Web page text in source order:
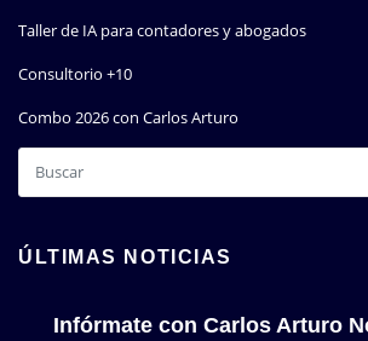
Taller de IA para contadores y abogados
Consultorio +10
Combo 2026 con Carlos Arturo
ÚLTIMAS NOTICIAS
Infórmate con Carlos Arturo